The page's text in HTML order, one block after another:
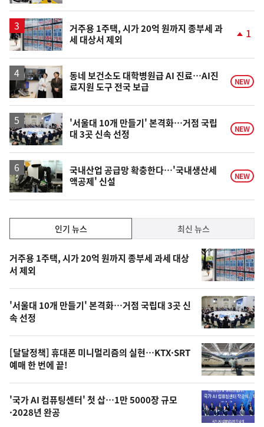
상
거주용 1주택, 시가 20억 원까지 종부세 과
세 대상서 제외
상
승
1
동네 보건소도 대학병원급 AI 진료…AI진
료지원 도구 전국 보급
NEW
'서울대 10개 만들기' 본격화…거점 국립
대 3곳 신속 선정
NEW
국내산업 공급망 확충한다…'국내생산세
액공제' 신설
NEW
기,
최
신,
오
늘
의
영
상
오
인기 뉴스 최신 뉴스
기
뉴
스
거주용 1주택, 시가 20억 원까지 종부세 과세 대상
서 제외
'서울대 10개 만들기' 본격화…거점 국립대 3곳 신
속 선정
[달달정책] 휴대폰 미니멀리즘의 실현…KTX·SRT
예매 한 번에 끝!
'국가 AI 컴퓨팅센터' 첫 삽…1만 5000장 규모
·2028년 완공